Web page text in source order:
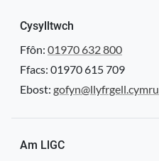
Cysylltwch
Ffôn: 01970 632 800
Ffacs: 01970 615 709
Ebost: gofyn@llyfrgell.cymru
Am LlGC